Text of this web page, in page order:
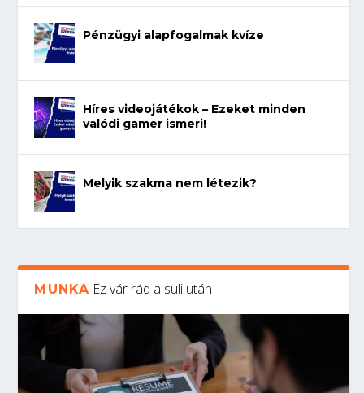
Pénzügyi alapfogalmak kvíze
Híres videojátékok – Ezeket minden
valódi gamer ismeri!
Melyik szakma nem létezik?
MUNKA Ez vár rád a suli után